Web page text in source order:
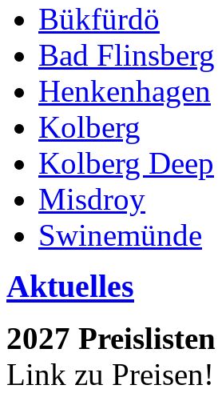
Bükfürdö
Bad Flinsberg
Henkenhagen
Kolberg
Kolberg Deep
Misdroy
Swinemünde
Aktuelles
2027
Link zu